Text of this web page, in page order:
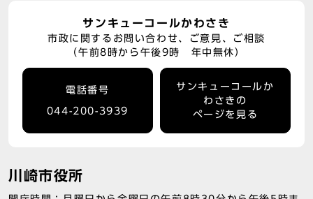
サンキューコールかわさき
市政に関するお問い合わせ、ご意見、ご相談
（午前8時から午後9時 年中無休）
電話番号
044-200-3939
サンキューコールか
わさきの
ページを見る
川崎市役所